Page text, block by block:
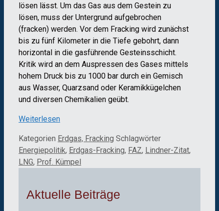
lösen lässt. Um das Gas aus dem Gestein zu
lösen, muss der Untergrund aufgebrochen
(fracken) werden. Vor dem Fracking wird zunächst
bis zu fünf Kilometer in die Tiefe gebohrt, dann
horizontal in die gasführende Gesteinsschicht.
Kritik wird an dem Auspressen des Gases mittels
hohem Druck bis zu 1000 bar durch ein Gemisch
aus Wasser, Quarzsand oder Keramikkügelchen
und diversen Chemikalien geübt.
Weiterlesen
Kategorien Erdgas, Fracking Schlagwörter
Energiepolitik, Erdgas-Fracking, FAZ, Lindner-Zitat,
LNG, Prof. Kümpel
Aktuelle Beiträge